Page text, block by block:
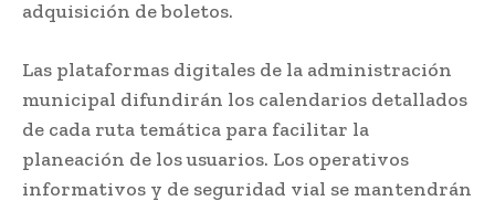
adquisición de boletos.
Las plataformas digitales de la administración
municipal difundirán los calendarios detallados
de cada ruta temática para facilitar la
planeación de los usuarios. Los operativos
informativos y de seguridad vial se mantendrán